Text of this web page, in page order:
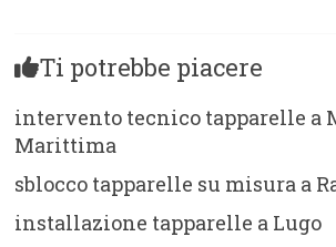
Ti potrebbe piacere
intervento tecnico tapparelle a
Marittima
sblocco tapparelle su misura a
installazione tapparelle a Lugo